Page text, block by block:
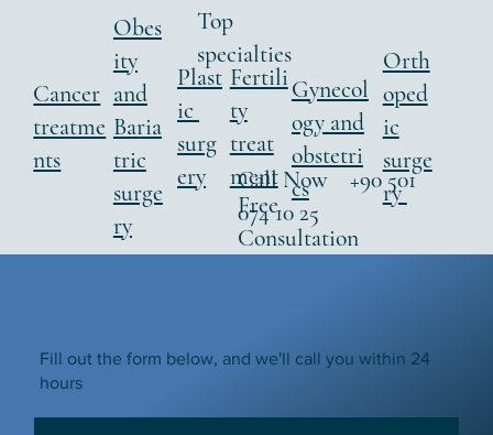
Top
specialties
Plast
ic
surg
ery
Obes
ity
and
Baria
tric
surge
ry
Cancer
treatme
nts
Fertili
ty
treat
ment
Gynecol
ogy and
obstetri
cs
Orth
oped
ic
surge
ry
Call Now +90 501
074 10 25
Free
Consultation
Fill out the form below, and we'll call you within 24
hours